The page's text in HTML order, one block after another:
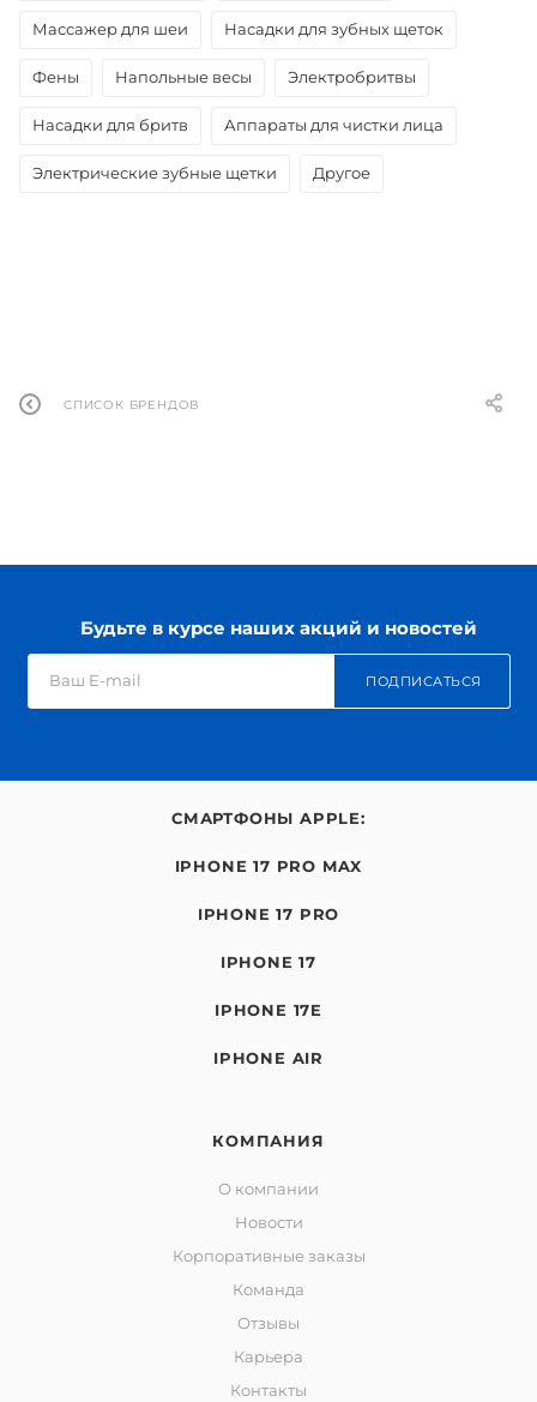
Массажер для шеи Насадки для зубных щеток
Фены Напольные весы Электробритвы
Насадки для бритв Аппараты для чистки лица
Электрические зубные щетки Другое
СПИСОК БРЕНДОВ
Будьте в курсе наших акций и новостей
ПОДПИСАТЬСЯ
СМАРТФОНЫ APPLE:
IPHONE 17 PRO MAX
IPHONE 17 PRO
IPHONE 17
IPHONE 17E
IPHONE AIR
КОМПАНИЯ
О компании
Новости
Корпоративные заказы
Команда
Отзывы
Карьера
Контакты